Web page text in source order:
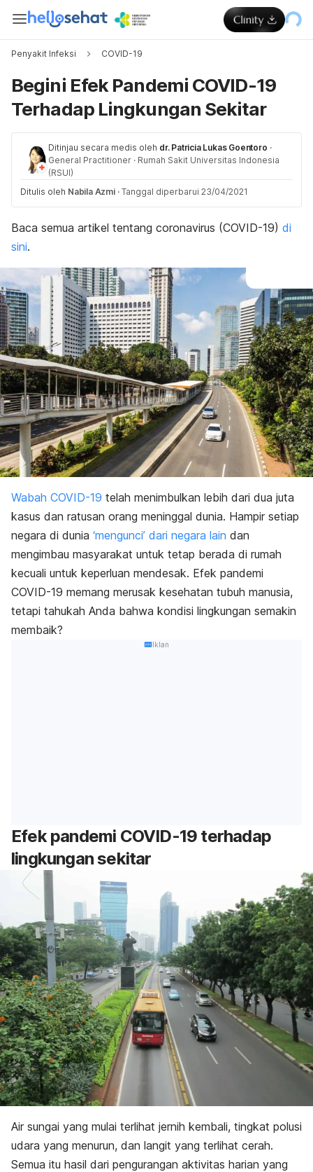
Penyakit Infeksi COVID-19
Begini Efek Pandemi COVID-19
Terhadap Lingkungan Sekitar
Ditinjau secara medis oleh dr. Patricia Lukas Goentoro ·
General Practitioner · Rumah Sakit Universitas Indonesia
(RSUI)
Ditulis oleh Nabila Azmi · Tanggal diperbarui 23/04/2021
Baca semua artikel tentang coronavirus (COVID-19) di
sini.
Wabah COVID-19 telah menimbulkan lebih dari dua juta
kasus dan ratusan orang meninggal dunia. Hampir setiap
negara di dunia ‘mengunci’ dari negara lain dan
mengimbau masyarakat untuk tetap berada di rumah
kecuali untuk keperluan mendesak. Efek pandemi
COVID-19 memang merusak kesehatan tubuh manusia,
tetapi tahukah Anda bahwa kondisi lingkungan semakin
membaik?
Iklan
Efek pandemi COVID-19 terhadap
lingkungan sekitar
Air sungai yang mulai terlihat jernih kembali, tingkat polusi
udara yang menurun, dan langit yang terlihat cerah.
Semua itu hasil dari pengurangan aktivitas harian yang